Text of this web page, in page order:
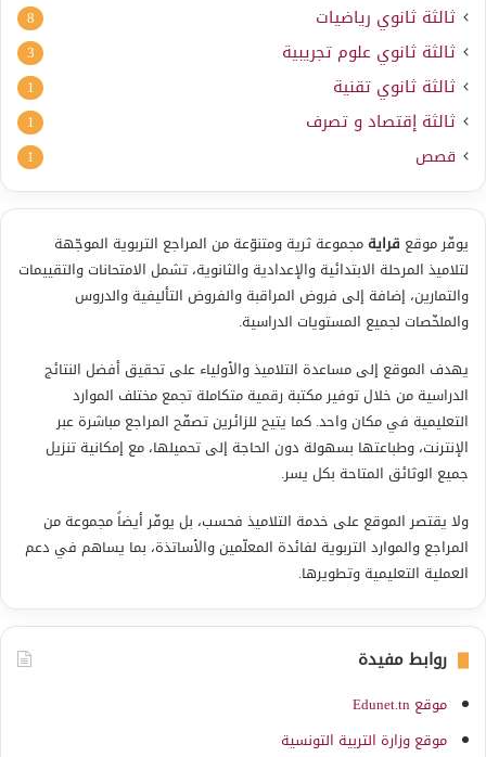
ثالثة ثانوي رياضيات 8
ثالثة ثانوي علوم تجريبية 3
ثالثة ثانوي تقنية 1
ثالثة إقتصاد و تصرف 1
قصص 1
يوفّر موقع قرايةمجموعة ثرية ومتنوّعة من المراجع التربوية الموجّهة
لتلاميذ المرحلة الابتدائية والإعدادية والثانوية، تشمل الامتحانات والتقييمات
والتمارين، إضافة إلى فروض المراقبة والفروض التأليفية والدروس
والملخّصات لجميع المستويات الدراسية.
يهدف الموقع إلى مساعدة التلاميذ والأولياء على تحقيق أفضل النتائج
الدراسية من خلال توفير مكتبة رقمية متكاملة تجمع مختلف الموارد
التعليمية في مكان واحد. كما يتيح للزائرين تصفّح المراجع مباشرة عبر
الإنترنت، وطباعتها بسهولة دون الحاجة إلى تحميلها، مع إمكانية تنزيل
جميع الوثائق المتاحة بكل يسر.
ولا يقتصر الموقع على خدمة التلاميذ فحسب، بل يوفّر أيضاً مجموعة من
المراجع والموارد التربوية لفائدة المعلّمين والأساتذة، بما يساهم في دعم
العملية التعليمية وتطويرها.
روابط مفيدة
موقع Edunet.tn
موقع وزارة التربية التونسية